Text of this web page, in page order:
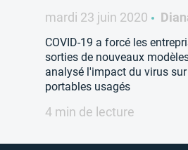
mardi 23 juin 2020
COVID-19 a forcé les
sorties de nouveaux
analysé l'impact du virus
portables usagés
4 min de lecture